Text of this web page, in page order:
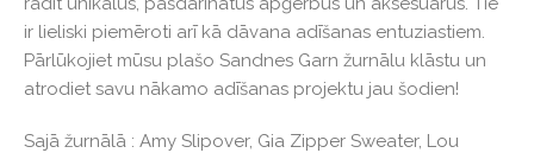
ir lieliski piemēroti arī kā dāvana adīšanas entuziastiem.
Pārlūkojiet mūsu plašo Sandnes Garn žurnālu klāstu un
atrodiet savu nākamo adīšanas projektu jau šodien!
Sajā žurnālā : Amy Slipover, Gia Zipper Sweater, Lou